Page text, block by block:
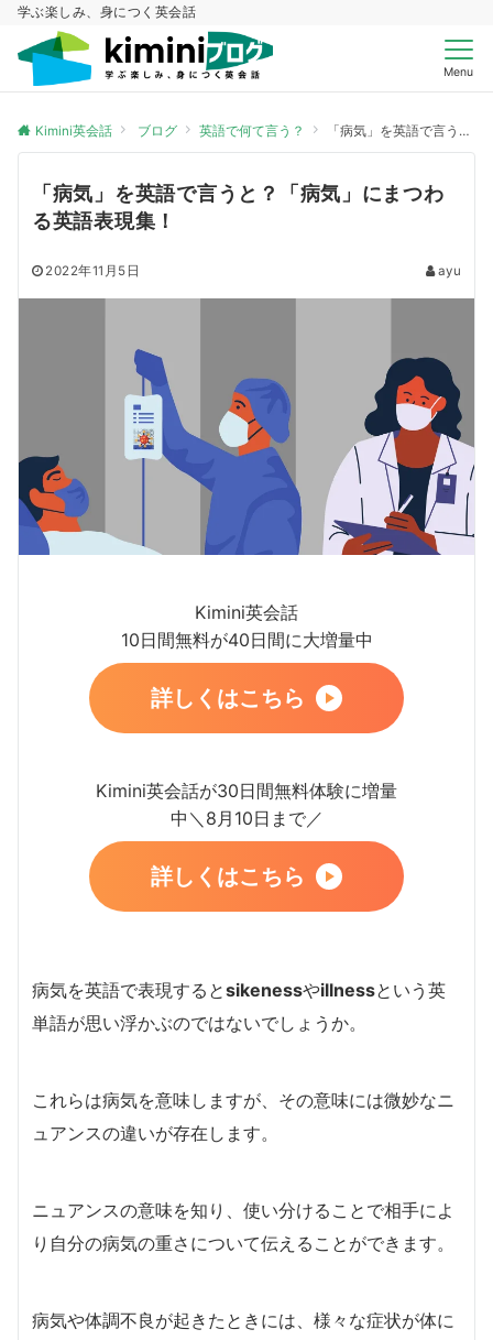
学ぶ楽しみ、身につく英会話
Menu
Kimini英会話 ブログ 英語で何て言う？ 「病気」を英語で言うと？「病気」にまつわる英語表現集！
「病気」を英語で言うと？「病気」にまつわ
る英語表現集！
2022年11月5日 ayu
Kimini英会話
10日間無料が40日間に大増量中
詳しくはこちら
Kimini英会話が30日間無料体験に増量
中＼8月10日まで／
詳しくはこちら
病気を英語で表現するとsikenessやillnessという英
単語が思い浮かぶのではないでしょうか。
これらは病気を意味しますが、その意味には微妙なニ
ュアンスの違いが存在します。
ニュアンスの意味を知り、使い分けることで相手によ
り自分の病気の重さについて伝えることができます。
病気や体調不良が起きたときには、様々な症状が体に